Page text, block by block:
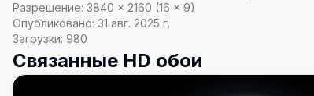
Разрешение: 3840 × 2160 (16 × 9)
Опубликовано: 31 авг. 2025 г.
Загрузки: 980
Связанные HD обои